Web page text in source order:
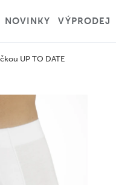
NOVINKY VÝPRODEJ
UP TO DATE